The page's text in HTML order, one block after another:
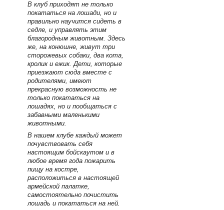
В клуб приходят не только
покататься на лошади, но и
правильно научится сидеть в
седле, и управлять этим
благородным животным. Здесь
же, на конюшне, живут три
сторожевых собаки, два кота,
кролик и ежик. Дети, которые
приезжают сюда вместе с
родителями, имеют
прекрасную возможность не
только покататься на
лошадях, но и пообщаться с
забавными маленькими
животными.
В нашем клубе каждый может
почувствовать себя
настоящим бойскаутом и в
любое время года пожарить
пищу на костре,
расположиться в настоящей
армейской палатке,
самостоятельно почистить
лошадь и покататься на ней.